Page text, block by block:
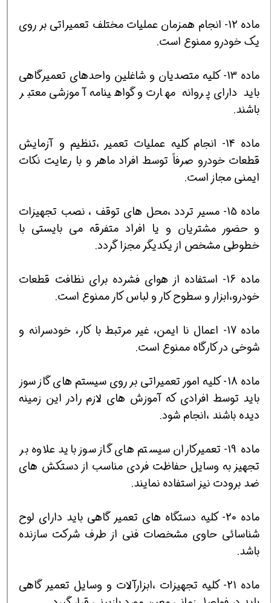
ماده 12- انجام همزمان عمليات مختلف تعميراتي بر روي
يك خودرو ممنوع است.
ماده 13- كليه متصديان و شاغلين واحدهاي تعميرگاهي
بايد داراي پروانه مهارت و گواهينامه آموزشي معتبر
باشند.
ماده 14- انجام كليه عمليات تعمير ،تنظيم و آزمايش
قطعات خودرو صرفاً توسط افراد ماهر و با رعايت نكات
ايمني مجاز است.
ماده 15- مسير تردد ،محل هاي توقف ، نصب تجهيزات
و حضور مشتريان و يا افراد متفرقه مي بايستي با
خطوطي مشخص از يكديگر مجزا گردد.
ماده 16- استفاده از هواي فشرده براي نظافت قطعات
خودرو،ابزار و سطوح كار و لباس كار ممنوع است.
ماده 17- اعمال نا ايمن، غير مرتبط با كار، خودسرانه و
شوخي در كارگاه ممنوع است.
ماده 18- كليه امور تعميراتي بر روي سيستم هاي گاز سوز
بايد توسط افرادي كه آموزش هاي لازم رادر اين زمينه
ديده باشند ،انجام شود.
ماده 19- تعميركاران سيستم هاي گاز سوز بايد علاوه بر
تجهيز به وسايل حفاظت فردي مناسب از دستكش هاي
ضد برودت نيز استفاده نمايند.
ماده 20- كليه دستگاه هاي تعمير گاهي بايد داراي لوح
شناسائي حاوي مشخصات فني از طرف شركت سازنده
باشد.
ماده 21- كليه تجهيزات ،ابزارآلات و وسايل تعمير گاهي